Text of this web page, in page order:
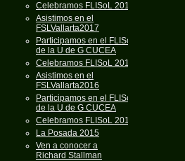
Celebramos FLISoL 2018
Asistimos en el
FSLVallarta2017
Participamos en el FLISoL
de la U de G CUCEA
Celebramos FLISoL 2017
Asistimos en el
FSLVallarta2016
Participamos en el FLISoL
de la U de G CUCEA
Celebramos FLISoL 2016
La Posada 2015
Ven a conocer a
Richard Stallman